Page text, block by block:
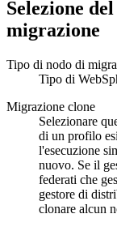
Selezione
migrazione
Tipo di nodo di
Tipo di
Migrazione clone
Selezionare
di un profilo
l'esecuzione
nuovo. Se il
federati che
gestore di
clonare alcun